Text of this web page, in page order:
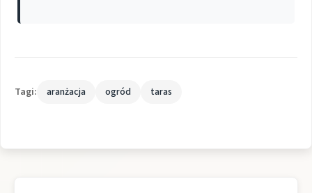
Tagi: aranżacja ogród taras